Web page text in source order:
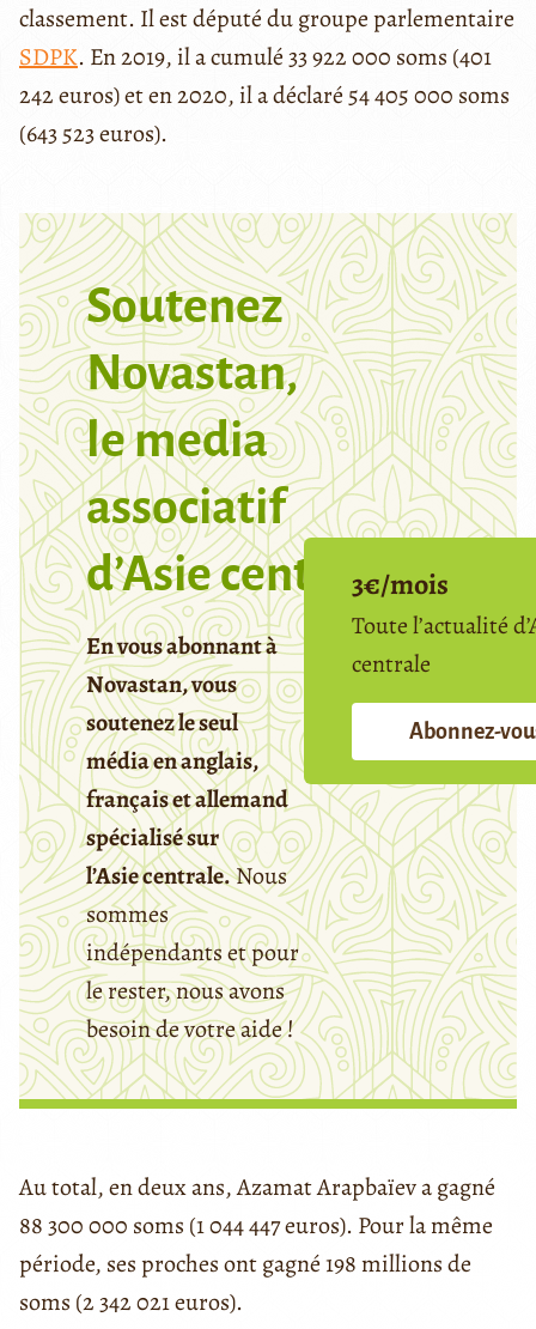
classement. Il est député du groupe parlementaire
SDPK. En 2019, il a cumulé 33 922 000 soms (401
242 euros) et en 2020, il a déclaré 54 405 000 soms
(643 523 euros).
Soutenez
Novastan,
le media
associatif
d’Asie centrale
En vous abonnant à
Novastan, vous
soutenez le seul
média en anglais,
français et allemand
spécialisé sur
l’Asie centrale.Nous
sommes
indépendants et pour
le rester, nous avons
besoin de votre aide !
3€/mois
Toute l’actualité
centrale
Abonnez-
Au total, en deux ans, AzamatArapbaïev a gagné
88 300 000 soms (1 044 447 euros). Pour la même
période, ses proches ont gagné 198 millions de
soms (2 342 021 euros).